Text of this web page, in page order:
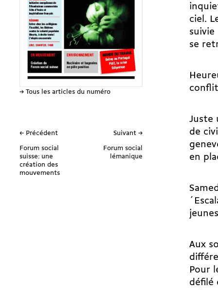
→ Tous les articles du numéro
← Précédent
Forum social
suisse: une
création des
mouvements
Suivant →
Forum social
lémanique
ciel.
suivie
se
Juste
de
en
Aux
Pour
défilé